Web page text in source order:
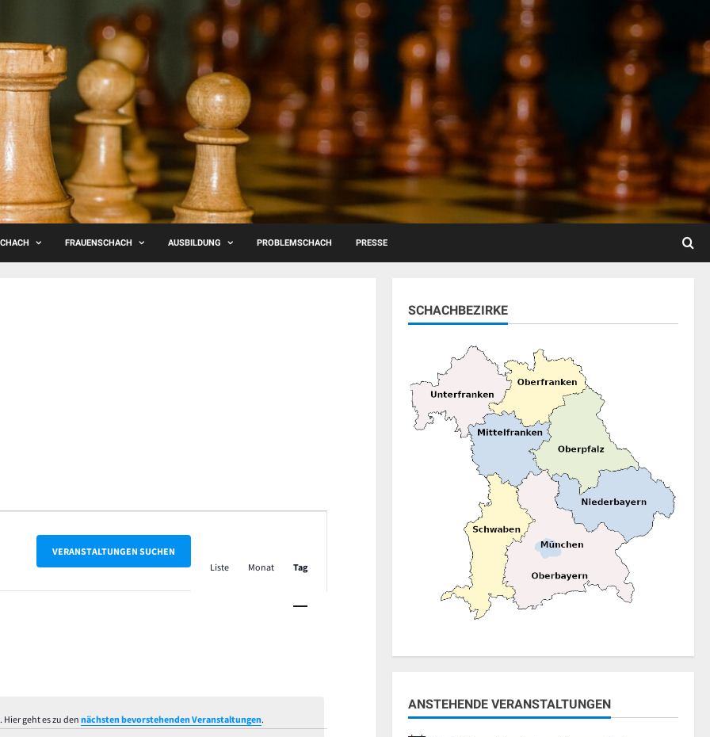
FRAUENSCHACH AUSBILDUNG PROBLEMSCHACH PRESSE
Hinweis
geht es zu den nächsten bevorstehenden Veranstaltungen.
VERANSTALTUNGEN SUCHEN
Navigation
Liste Monat Tag
SCHACHBEZIRKE
ANSTEHENDE VERANSTALTUNGEN